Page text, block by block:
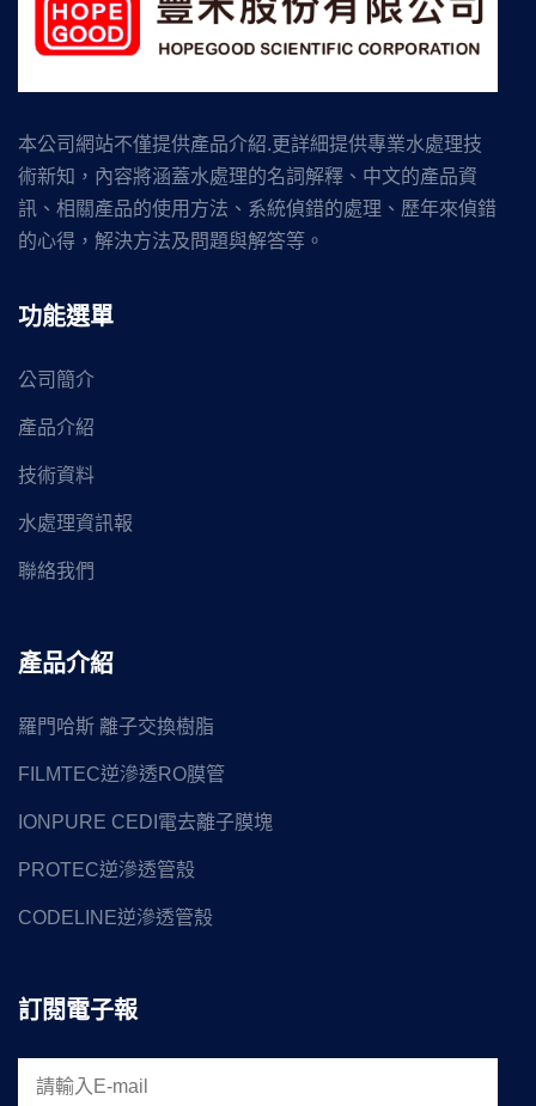
本公司網站不僅提供產品介紹.更詳細提供專業水處理技
術新知，內容將涵蓋水處理的名詞解釋、中文的產品資
訊、相關產品的使用方法、系統偵錯的處理、歷年來偵錯
的心得，解決方法及問題與解答等。
功能選單
公司簡介
產品介紹
技術資料
水處理資訊報
聯絡我們
產品介紹
羅門哈斯 離子交換樹脂
FILMTEC逆滲透RO膜管
IONPURE CEDI電去離子膜塊
PROTEC逆滲透管殼
CODELINE逆滲透管殼
訂閱電子報